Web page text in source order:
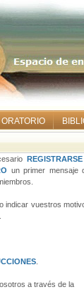
ORATORIO
REGISTRARSE
un primer mensaje
indicar vuestros
a través de la